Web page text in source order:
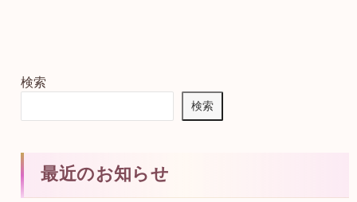
検索
検索
最近のお知らせ